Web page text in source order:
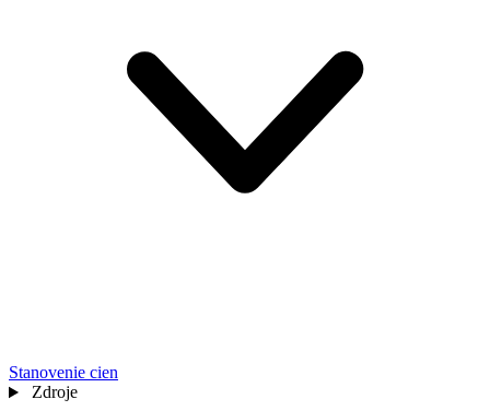
Stanovenie cien
Zdroje